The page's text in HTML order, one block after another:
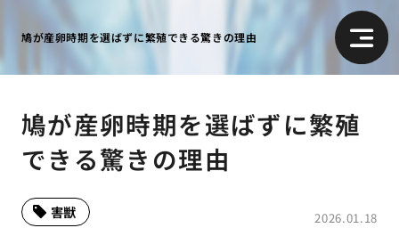
鳩が産卵時期を選ばずに繁殖できる驚きの理由
鳩が産卵時期を選ばずに繁殖
できる驚きの理由
2026.01.18
害獣